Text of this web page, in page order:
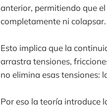
anterior, permitiendo que
completamente ni colapsar.
Esto implica que la
arrastra tensiones,
no elimina esas tensiones:
Por eso la teoría introduce